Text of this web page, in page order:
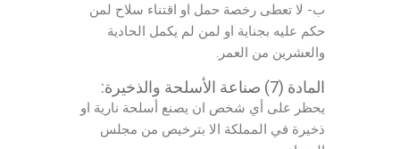
ب- لا تعطى رخصة حمل او اقتناء سلاح لمن
حكم عليه بجناية او لمن لم يكمل الحادية
والعشرين من العمر.
المادة (7) صناعة الأسلحة والذخيرة:
يحظر على أي شخص ان يصنع أسلحة نارية او
ذخيرة في المملكة الا بترخيص من مجلس